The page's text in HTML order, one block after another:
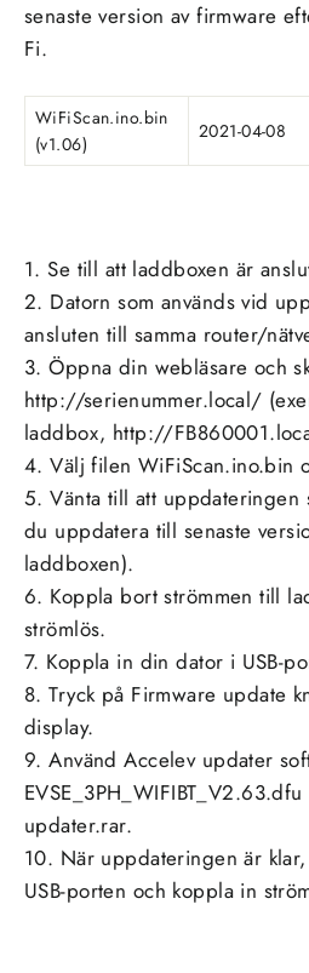
senaste version av firmware
Fi.
WiFiScan.ino.bin
(v1.06)
2021-04-08
1. Se till att laddboxen är
2. Datorn som används vid
ansluten till samma router/
3. Öppna din webläsare och
http://serienummer.local/
laddbox, http://
4. Välj filen WiFiScan.ino.bin
5. Vänta till att uppdateringen
du uppdatera till senaste
laddboxen).
6. Koppla bort strömmen till
strömlös.
7. Koppla in din dator i USB-
8. Tryck på Firmware update
display.
9. Använd Accelev updater
updater.rar.
10. När uppdateringen är
USB-porten och koppla in